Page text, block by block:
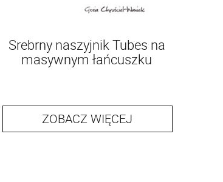
Srebrny naszyjnik Tubes na
masywnym łańcuszku
ZOBACZ WIĘCEJ